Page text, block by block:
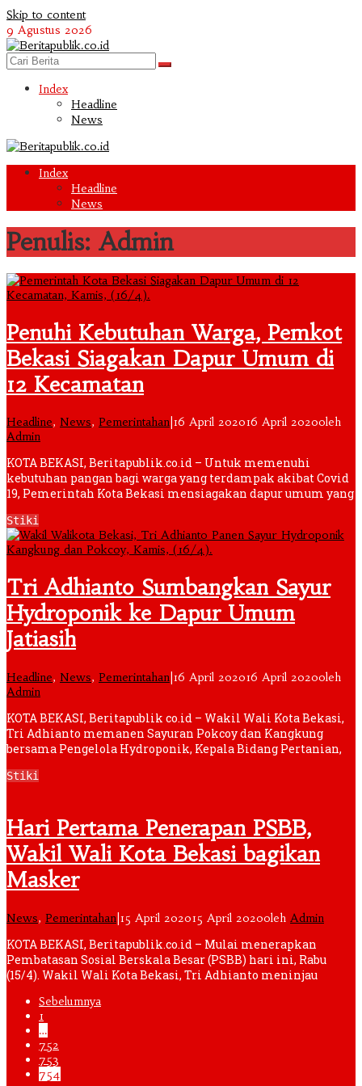
Skip to content
9 Agustus 2026
Index
Headline
News
Index
Headline
News
Penulis: Admin
Penuhi Kebutuhan Warga, Pemkot
Bekasi Siagakan Dapur Umum di
12 Kecamatan
Headline, News, Pemerintahan 16 April 202016 April 2020oleh
Admin
KOTA BEKASI, Beritapublik.co.id – Untuk memenuhi
kebutuhan pangan bagi warga yang terdampak akibat Covid
19, Pemerintah Kota Bekasi mensiagakan dapur umum yang
Stiki
Tri Adhianto Sumbangkan Sayur
Hydroponik ke Dapur Umum
Jatiasih
Headline, News, Pemerintahan 16 April 202016 April 2020oleh
Admin
KOTA BEKASI, Beritapublik co.id – Wakil Wali Kota Bekasi,
Tri Adhianto memanen Sayuran Pokcoy dan Kangkung
bersama Pengelola Hydroponik, Kepala Bidang Pertanian,
Stiki
Hari Pertama Penerapan PSBB,
Wakil Wali Kota Bekasi bagikan
Masker
News, Pemerintahan 15 April 202015 April 2020oleh Admin
KOTA BEKASI, Beritapublik.co.id – Mulai menerapkan
Pembatasan Sosial Berskala Besar (PSBB) hari ini, Rabu
(15/4). Wakil Wali Kota Bekasi, Tri Adhianto meninjau
Sebelumnya
1
…
752
753
754